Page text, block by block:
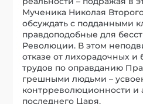
Мученика Николая
обсуждать с подданными
правдоподобные для
Революции. В этом
отказе от лихорадочных
трудов по оправданию
грешными людьми –
контрреволюционности и
последнего Царя.